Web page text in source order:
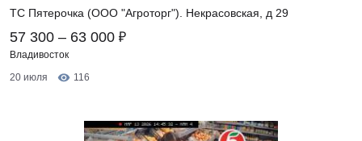
ТС Пятерочка (ООО "Агроторг"). Некрасовская, д 29
57 300 – 63 000 ₽
Владивосток
20 июля
116